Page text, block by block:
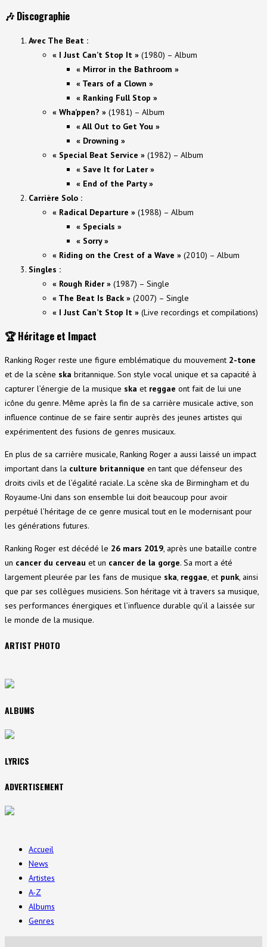
🎶 Discographie
Avec The Beat :
« I Just Can’t Stop It » (1980) – Album
« Mirror in the Bathroom »
« Tears of a Clown »
« Ranking Full Stop »
« Wha’ppen? » (1981) – Album
« All Out to Get You »
« Drowning »
« Special Beat Service » (1982) – Album
« Save It for Later »
« End of the Party »
Carrière Solo :
« Radical Departure » (1988) – Album
« Specials »
« Sorry »
« Riding on the Crest of a Wave » (2010) – Album
Singles :
« Rough Rider » (1987) – Single
« The Beat Is Back » (2007) – Single
« I Just Can’t Stop It » (Live recordings et compilations)
🏆Héritage et Impact
Ranking Roger reste une figure emblématique du mouvement 2-tone
et de la scène ska britannique. Son style vocal unique et sa capacité à
capturer l’énergie de la musique ska et reggae ont fait de lui une
icône du genre. Même après la fin de sa carrière musicale active, son
influence continue de se faire sentir auprès des jeunes artistes qui
expérimentent des fusions de genres musicaux.
En plus de sa carrière musicale, Ranking Roger a aussi laissé un impact
important dans la culture britannique en tant que défenseur des
droits civils et de l’égalité raciale. La scène ska de Birmingham et du
Royaume-Uni dans son ensemble lui doit beaucoup pour avoir
perpétué l’héritage de ce genre musical tout en le modernisant pour
les générations futures.
Ranking Roger est décédé le 26 mars 2019, après une bataille contre
un cancer du cerveau et un cancer de la gorge. Sa mort a été
largement pleurée par les fans de musique ska, reggae, et punk, ainsi
que par ses collègues musiciens. Son héritage vit à travers sa musique,
ses performances énergiques et l’influence durable qu’il a laissée sur
le monde de la musique.
ARTIST PHOTO
ALBUMS
LYRICS
ADVERTISEMENT
Accueil
News
Artistes
A-Z
Albums
Genres